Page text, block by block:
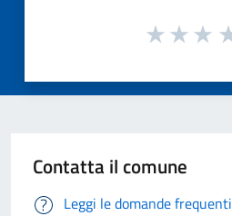
Contatta il comune
Leggi le domande frequenti